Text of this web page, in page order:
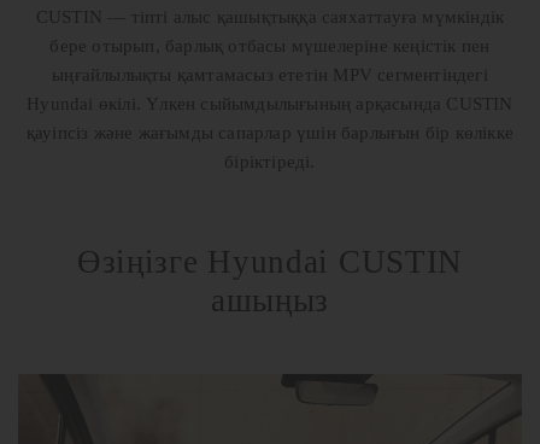
CUSTIN — тіпті алыс қашықтыққа саяхаттауға мүмкіндік
бере отырып, барлық отбасы мүшелеріне кеңістік пен
ыңғайлылықты қамтамасыз ететін MPV сегментіндегі
Hyundai өкілі. Үлкен сыйымдылығының арқасында CUSTIN
қауіпсіз және жағымды сапарлар үшін барлығын бір көлікке
біріктіреді.
Өзіңізге Hyundai CUSTIN
ашыңыз